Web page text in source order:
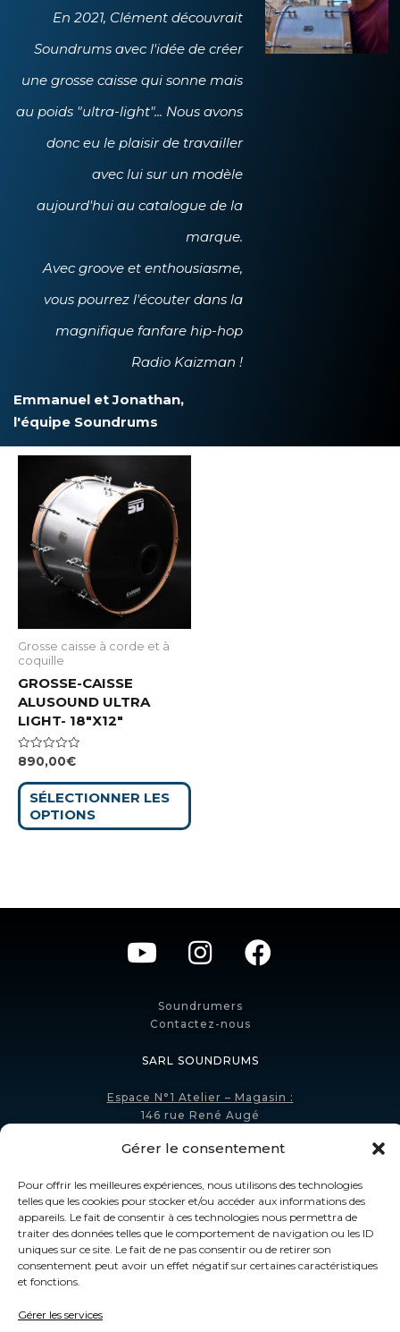
Gérer le consentement
Pour offrir les meilleures expériences, nous utilisons des technologies
telles que les cookies pour stocker et/ou accéder aux informations des
appareils. Le fait de consentir à ces technologies nous permettra de
traiter des données telles que le comportement de navigation ou les ID
uniques sur ce site. Le fait de ne pas consentir ou de retirer son
consentement peut avoir un effet négatif sur certaines caractéristiques
et fonctions.
Gérer les services
En 2021, Clément découvrait
Soundrums avec l'idée de créer
une grosse caisse qui sonne mais
au poids "ultra-light"... Nous avons
donc eu le plaisir de travailler
avec lui sur un modèle
aujourd'hui au catalogue de la
marque.
Avec groove et enthousiasme,
vous pourrez l'écouter dans la
magnifique fanfare hip-hop
Radio Kaizman !
Emmanuel et Jonathan,
l'équipe Soundrums
Grosse caisse à corde et à
coquille
GROSSE-CAISSE
ALUSOUND ULTRA
LIGHT- 18″X12″
Note
sur
5
890,00€
SÉLECTIONNER LES
OPTIONS
SARL SOUNDRUMS
Espace N°1 Atelier – Magasin :
146 rue René Augé
428 route de Verchizeuil
71960 VERZE (FR)
Téléphone : +33 (0)6 73 893 686
Soundrumers
Contactez-nous